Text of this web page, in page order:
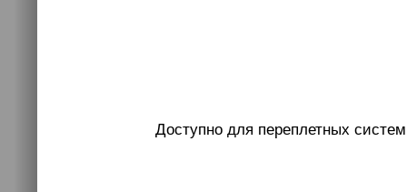
Доступно для переплетных